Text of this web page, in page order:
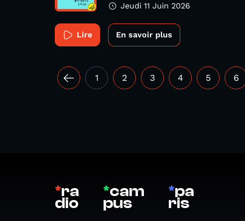
Jeudi 11 Juin 2026
Lire En savoir plus
1 2 3 4 5 6
*ra
dio
*cam
pus
*pa
ris